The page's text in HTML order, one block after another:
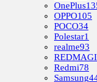
OnePlus
OPPO105
POCO34
Polestar1
realme93
Redmi78
Samsung